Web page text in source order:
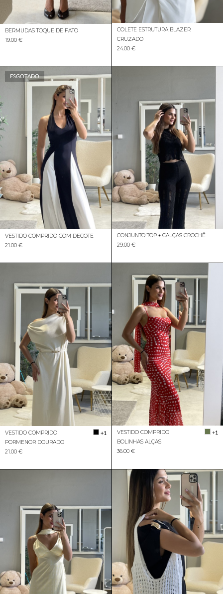
BERMUDAS TOQUE DE FATO
19.00 €
COLETE ESTRUTURA BLAZER
CRUZADO
24.00 €
VESTIDO COMPRIDO COM DECOTE
21.00 €
ESGOTADO
CONJUNTO TOP + CALÇAS CROCHÊ
29.00 €
VESTIDO COMPRIDO
PORMENOR DOURADO
+1
21.00 €
VESTIDO COMPRIDO
BOLINHAS ALÇAS
+1
36.00 €